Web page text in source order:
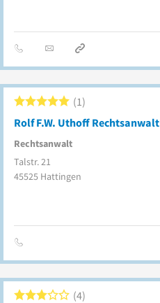
Rolf F.W. Uthoff Rechtsanwalt
Rechtsanwalt
1
Talstr. 21
45525 Hattingen
4